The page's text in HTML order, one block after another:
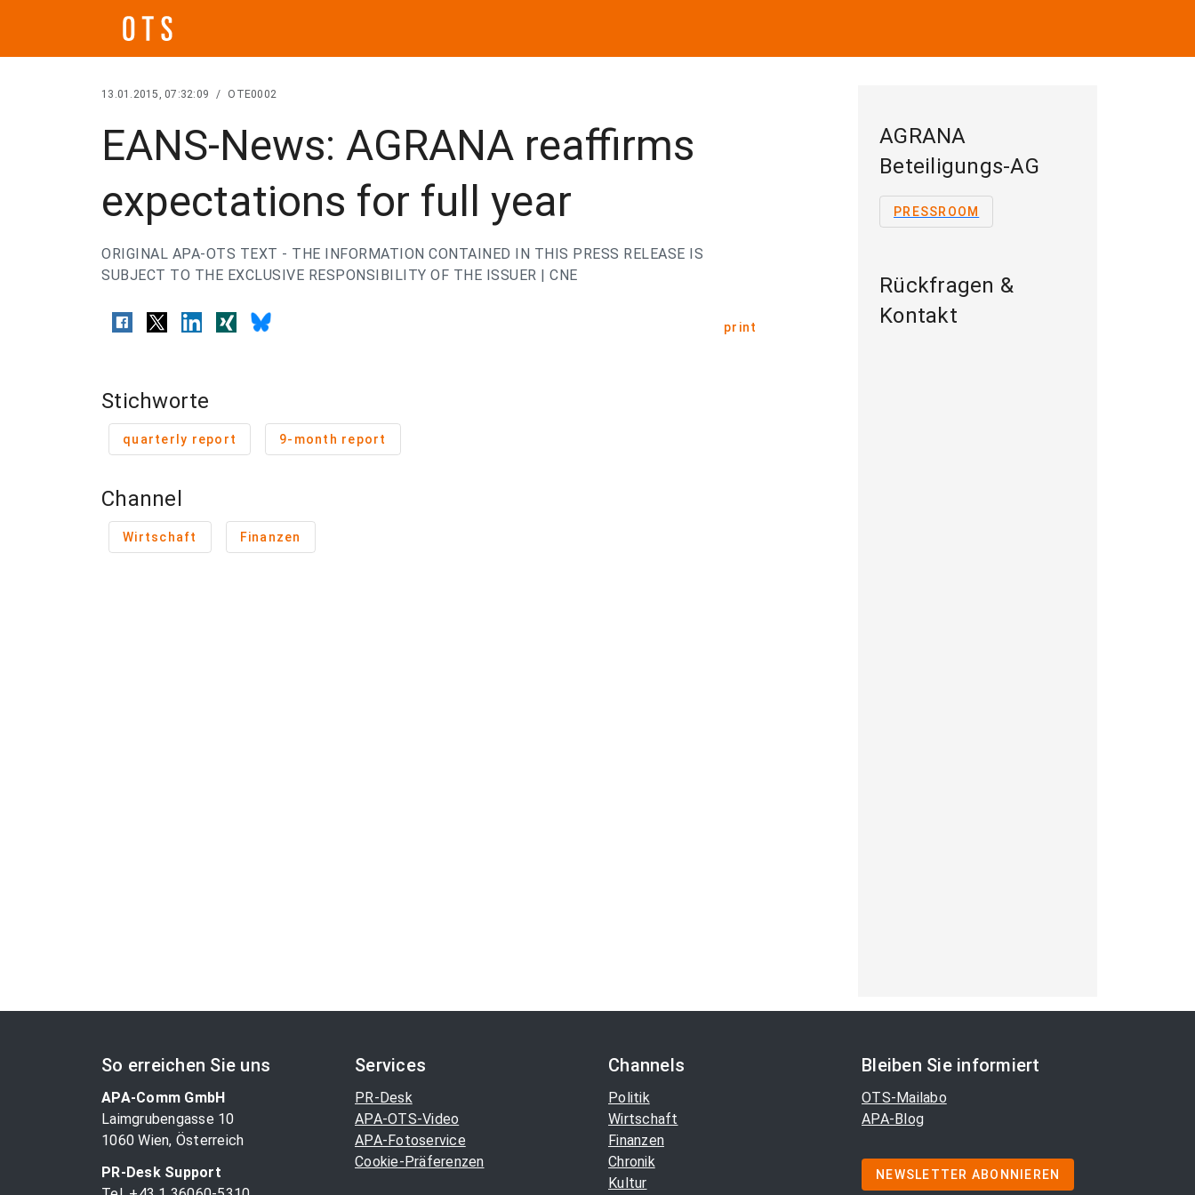
13.01.2015, 07:32:09 / OTE0002
EANS-News: AGRANA reaffirms
expectations for full year
ORIGINAL APA-OTS TEXT - THE INFORMATION CONTAINED IN THIS PRESS RELEASE IS
SUBJECT TO THE EXCLUSIVE RESPONSIBILITY OF THE ISSUER | CNE
print
Stichworte
quarterly report 9-month report
Channel
Wirtschaft Finanzen
AGRANA
Beteiligungs-AG
PRESSROOM
Rückfragen &
Kontakt
So erreichen Sie uns
APA-Comm GmbH
Laimgrubengasse 10
1060 Wien, Österreich
PR-Desk Support
Services
PR-Desk
APA-OTS-Video
APA-Fotoservice
Cookie-Präferenzen
Channels
Politik
Wirtschaft
Finanzen
Chronik
Kultur
Bleiben Sie informiert
OTS-Mailabo
APA-Blog
NEWSLETTER ABONNIEREN